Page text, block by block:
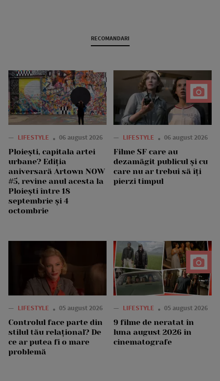
RECOMANDARI
— LIFESTYLE 06 august 2026
Ploiești, capitala artei
urbane? Ediția
aniversară Artown NOW
#5, revine anul acesta la
Ploiești între 18
septembrie și 4
octombrie
— LIFESTYLE 06 august 2026
Filme SF care au
dezamăgit publicul și cu
care nu ar trebui să îți
pierzi timpul
— LIFESTYLE 05 august 2026
Controlul face parte din
stilul tău relațional? De
ce ar putea fi o mare
problemă
— LIFESTYLE 05 august 2026
9 filme de neratat în
luna august 2026 în
cinematografe